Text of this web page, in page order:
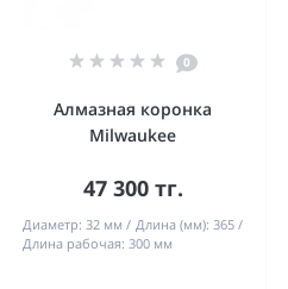
0
Алмазная коронка
Milwaukee
47 300 тг.
Диаметр: 32 мм Длина (мм): 365
Длина рабочая: 300 мм